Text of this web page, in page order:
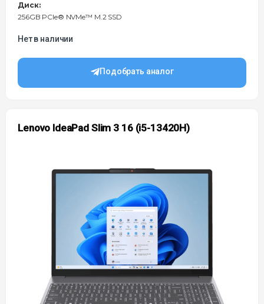
Диск:
256GB PCIe® NVMe™ M.2 SSD
Нет в наличии
Подобрать аналог
Lenovo IdeaPad Slim 3 16 (i5-13420H)